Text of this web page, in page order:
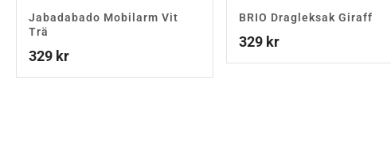
Jabadabado Mobilarm Vit
Trä
329 kr
BRIO Dragleksak Giraff
329 kr